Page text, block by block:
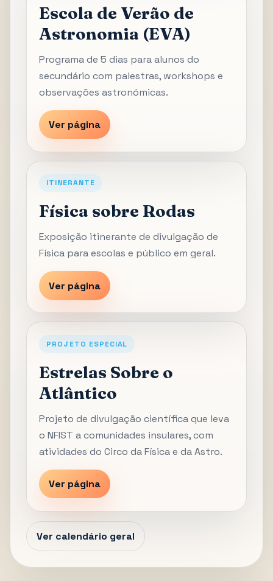
Escola de Verão de
Astronomia (EVA)
Programa de 5 dias para alunos do
secundário com palestras, workshops e
observações astronómicas.
Ver página
ITINERANTE
Física sobre Rodas
Exposição itinerante de divulgação de
Física para escolas e público em geral.
Ver página
PROJETO ESPECIAL
Estrelas Sobre o
Atlântico
Projeto de divulgação científica que leva
o NFIST a comunidades insulares, com
atividades do Circo da Física e da Astro.
Ver página
Ver calendário geral